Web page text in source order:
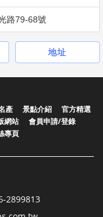
路79-68號
地址
產 景點介紹
官方精選
網站
會員申請/登錄
專頁
2899813